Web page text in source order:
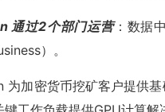
通过2个部门运营：数据
）。
加密货币挖矿客户提供基